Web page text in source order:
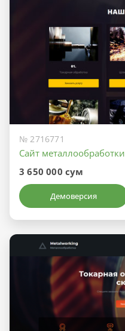
№ 2716771
Сайт металлообработки
3 650 000 сум
Демоверсия